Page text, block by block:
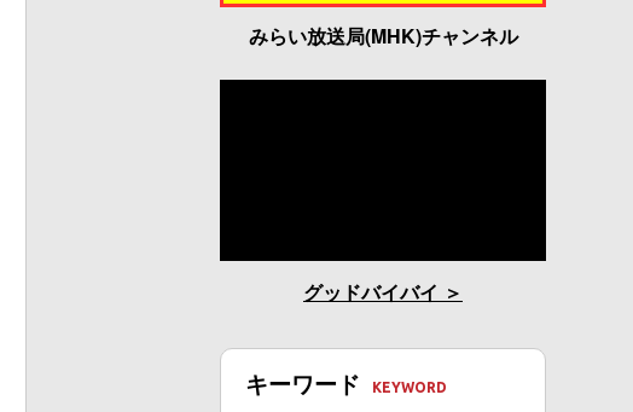
みらい放送局(MHK)チャンネル
グッドバイバイ
キーワード